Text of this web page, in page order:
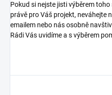
Pokud si nejste jisti výběrem
právě pro Váš projekt, neváhejte
emailem nebo nás osobně
Rádi Vás uvidíme a s výběrem